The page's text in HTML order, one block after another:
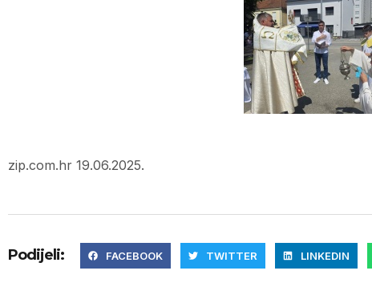
zip.com.hr 19.06.2025.
Podijeli: FACEBOOK TWITTER LINKEDIN